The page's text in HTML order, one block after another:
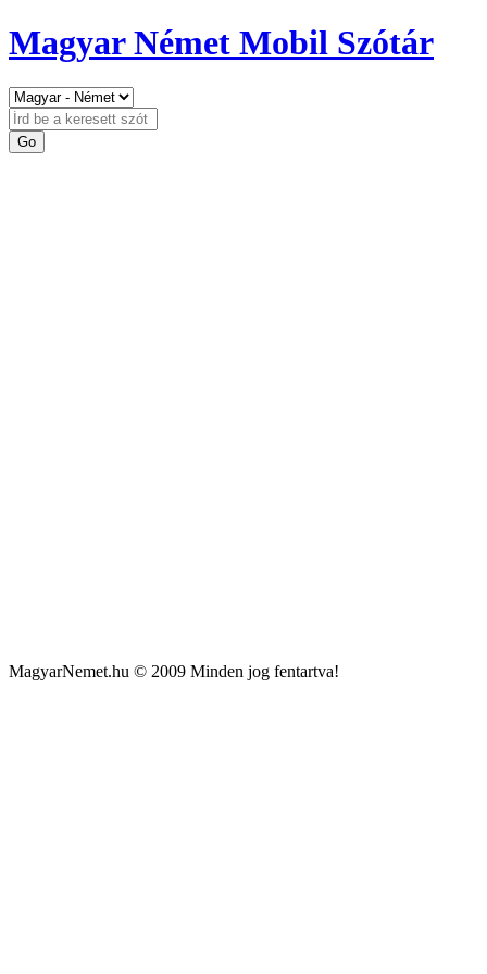
Magyar Német Mobil Szótár
MagyarNemet.hu © 2009 Minden jog fentartva!